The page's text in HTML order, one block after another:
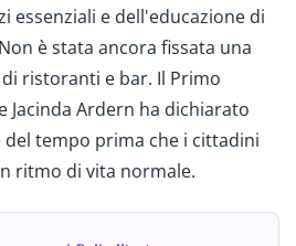
essenziali e dell'educazione di
è stata ancora fissata una
ristoranti e bar. Il Primo
Jacinda Ardern ha dichiarato
tempo prima che i cittadini
ritmo di vita normale.